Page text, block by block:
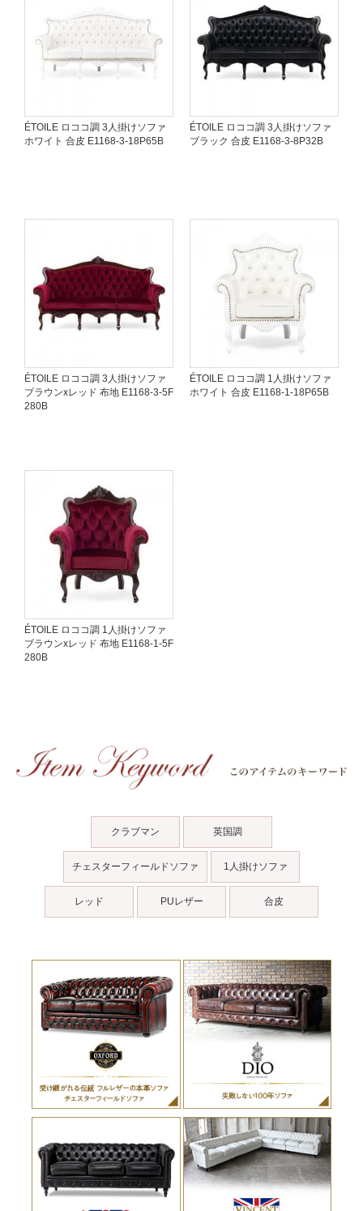
ÉTOILE ロココ調 3人掛けソファ
ホワイト 合皮 E1168-3-18P65B
ÉTOILE ロココ調 3人掛けソファ
ブラック 合皮 E1168-3-8P32B
ÉTOILE ロココ調 3人掛けソファ
ブラウンxレッド 布地 E1168-3-5F
280B
ÉTOILE ロココ調 1人掛けソファ
ホワイト 合皮 E1168-1-18P65B
ÉTOILE ロココ調 1人掛けソファ
ブラウンxレッド 布地 E1168-1-5F
280B
クラブマン 英国調
チェスターフィールドソファ 1人掛けソファ
レッド PUレザー 合皮